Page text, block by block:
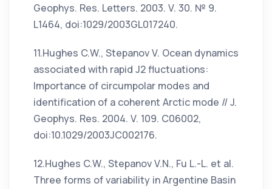
Geophys. Res. Letters. 2003. V. 30. № 9.
L1464, doi:1029/2003GL017240.
11.Hughes C.W., Stepanov V. Ocean dynamics
associated with rapid J2 fluctuations:
Importance of circumpolar modes and
identification of a coherent Arctic mode // J.
Geophys. Res. 2004. V. 109. C06002,
doi:10.1029/2003JC002176.
12.Hughes C.W., Stepanov V.N., Fu L.-L. et al.
Three forms of variability in Argentine Basin